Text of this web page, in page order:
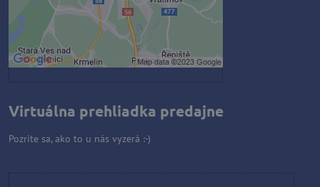
Povoliť a zapamätať - súhlas s
druhom cookie: Funkčné
Otvoriť obsah v novom okne
Virtuálna prehliadka predajne
Pozrite sa, ako to u nás vyzerá :-)